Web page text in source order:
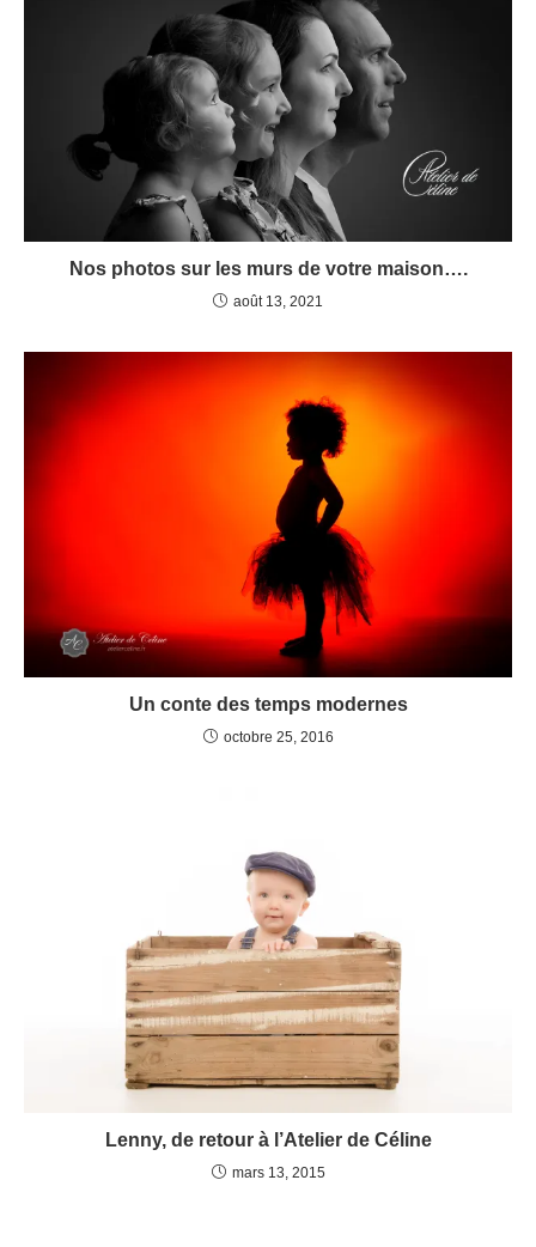
Nos photos sur les murs de votre maison….
août 13, 2021
Un conte des temps modernes
octobre 25, 2016
Lenny, de retour à l’Atelier de Céline
mars 13, 2015